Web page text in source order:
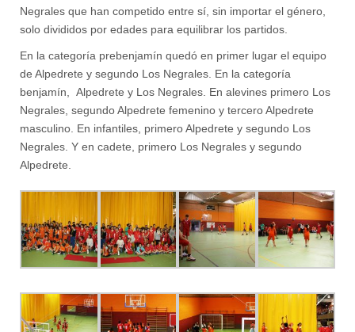
Negrales que han competido entre sí, sin importar el género,
solo divididos por edades para equilibrar los partidos.
En la categoría prebenjamín quedó en primer lugar el equipo
de Alpedrete y segundo Los Negrales. En la categoría
benjamín, Alpedrete y Los Negrales. En alevines primero Los
Negrales, segundo Alpedrete femenino y tercero Alpedrete
masculino. En infantiles, primero Alpedrete y segundo Los
Negrales. Y en cadete, primero Los Negrales y segundo
Alpedrete.